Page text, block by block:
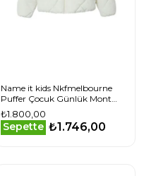
Name it kids Nkfmelbourne
Puffer Çocuk Günlük Mont
13235131-JET-STREAM Bej
₺1.800,00
Sepette ₺1.746,00